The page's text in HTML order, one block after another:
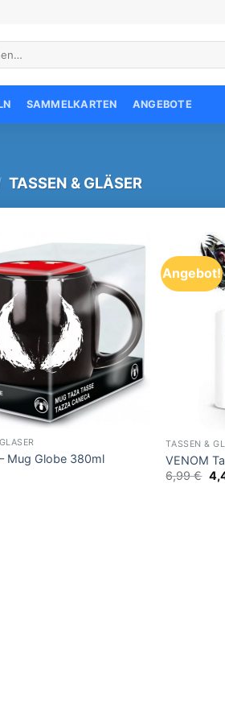
SAMMELKARTEN ANGEBOTE
TASSEN & GLÄSER
wishlist
Mug Globe 380ml
Angebot!
TASSEN &
VENOM
6,99€